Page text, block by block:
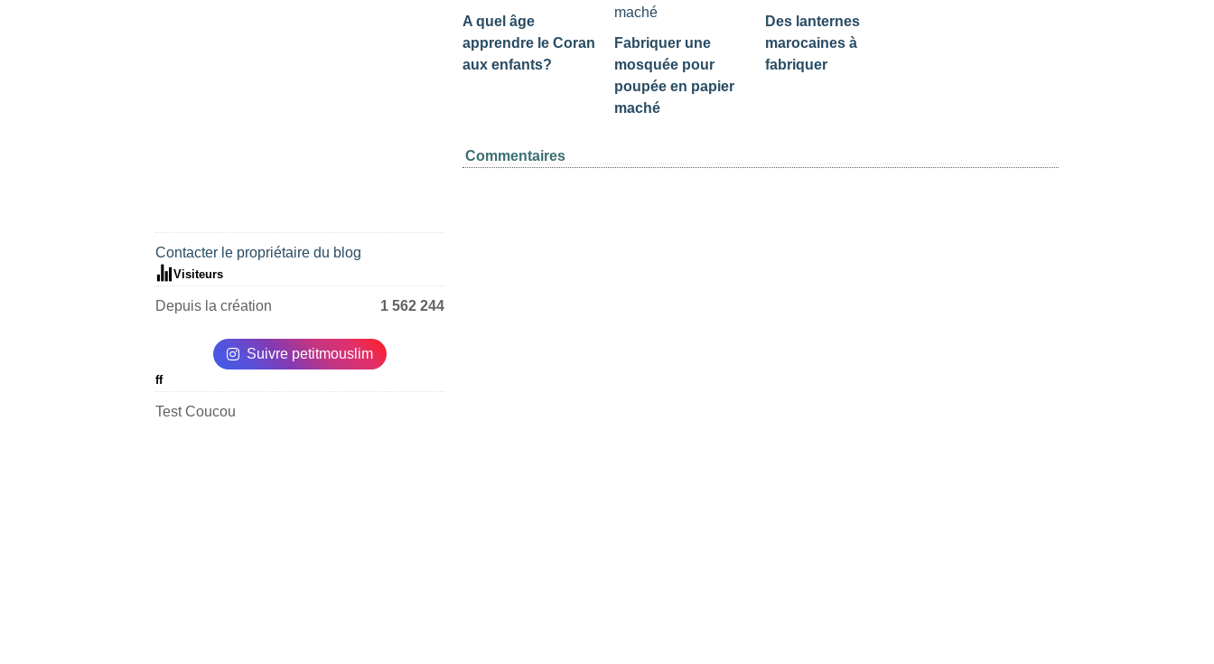
Contacter le propriétaire du blog
Visiteurs
Depuis la création 1 562 244
Suivre petitmouslim
ff
Test Coucou
A quel âge
apprendre le Coran
aux enfants?
Fabriquer une
mosquée pour
poupée en papier
maché
Des lanternes
marocaines à
fabriquer
Commentaires